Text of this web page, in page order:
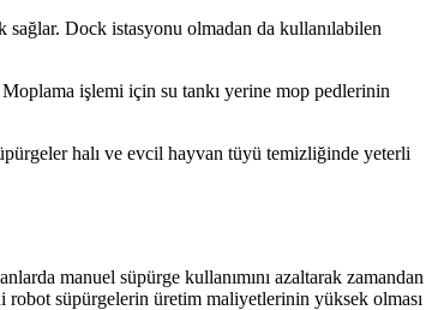
Dock istasyonu olmadan da kullanılabilen
işlemi için su tankı yerine mop pedlerinin
halı ve evcil hayvan tüyü temizliğinde yeterli
manuel süpürge kullanımını azaltarak zamandan
robot süpürgelerin üretim maliyetlerinin yüksek olması